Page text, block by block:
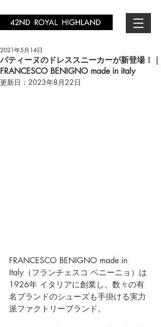
パティーヌのドレススニーカーが新登場！｜
FRANCESCO BENIGNO made in italy
2021年5月14日
更新日： 2023年8月22日
FRANCESCO BENIGNO made in
Italy（フランチェスコ ベニーニョ）は
1926年 イタリアに創業し、数々の有
名ブランドのシューズも手掛ける実力
派ファクトリーブランド。